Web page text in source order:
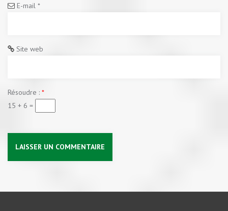
E-mail *
Site web
Résoudre : *
15 + 6 =